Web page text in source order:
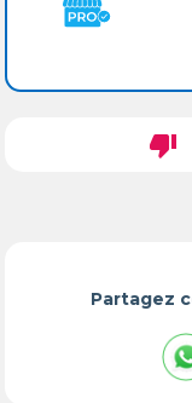
thumb_down
Partagez